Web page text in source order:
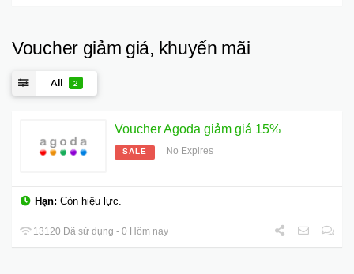
Voucher giảm giá, khuyến mãi
All 2
Voucher Agoda giảm giá 15%
SALE No Expires
Hạn: Còn hiệu lực.
13120 Đã sử dụng - 0 Hôm nay